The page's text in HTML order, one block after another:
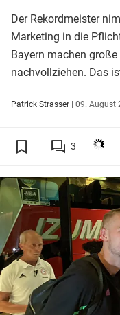
Der Rekordmeister
Marketing in die
Bayern machen
nachvollziehen. Das
Patrick Strasser | 09. August
3